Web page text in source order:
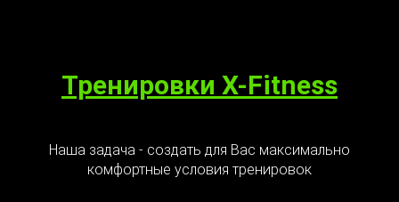
Тренировки X-Fitness
Наша задача - создать для Вас максимально
комфортные условия тренировок